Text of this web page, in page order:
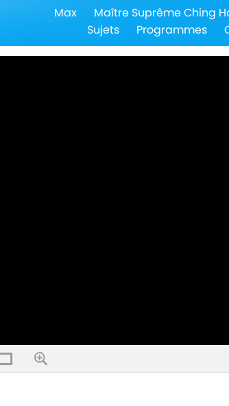
Max Maître Suprême Ching
Sujets
Programmes